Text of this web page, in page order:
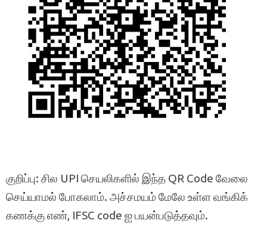
குறிப்பு: சில UPI செயலிகளில் இந்த QR Code வேலை
செய்யாமல் போகலாம். அச்சமயம் மேலே உள்ள வங்கிக்
கணக்கு எண், IFSC code ஐ பயன்படுத்தவும்.